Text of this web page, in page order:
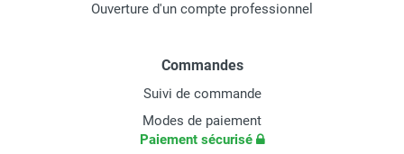
Ouverture d'un compte professionnel
Commandes
Suivi de commande
Modes de paiement
Paiement sécurisé